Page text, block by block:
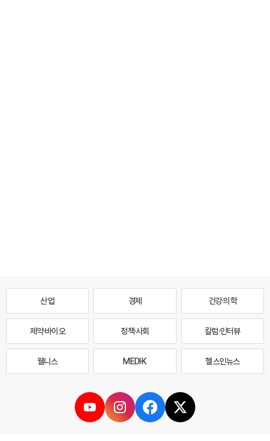
산업 경제 건강·의학
제약·바이오 정책·사회 칼럼·인터뷰
웰니스 MEDI·K 헬스인뉴스